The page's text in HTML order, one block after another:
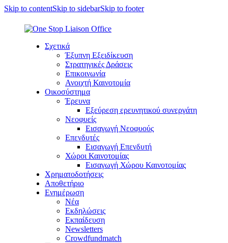
Skip to contentSkip to sidebarSkip to footer
Σχετικά
Έξυπνη Εξειδίκευση
Στρατηγικές Δράσεις
Επικοινωνία
Ανοιχτή Καινοτομία
Οικοσύστημα
Έρευνα
Εξεύρεση ερευνητικού συνεργάτη
Νεοφυείς
Εισαγωγή Νεοφυούς
Επενδυτές
Εισαγωγή Επενδυτή
Χώροι Καινοτομίας
Εισαγωγή Χώρου Καινοτομίας
Χρηματοδοτήσεις
Αποθετήριο
Ενημέρωση
Νέα
Εκδηλώσεις
Εκπαίδευση
Newsletters
Crowdfundmatch